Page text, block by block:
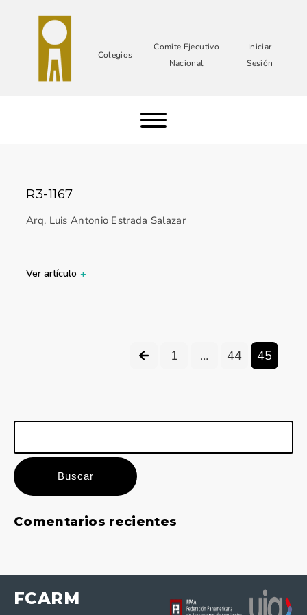
Colegios
Comite Ejecutivo
Nacional
Iniciar
Sesión
R3-1167
Arq. Luis Antonio Estrada Salazar
Ver artículo +
1 … 44 45
Buscar:
Comentarios recientes
FCARM